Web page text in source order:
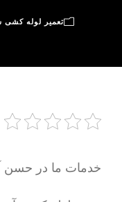
تعمیر لوله کشی
خدمات ما در حسن